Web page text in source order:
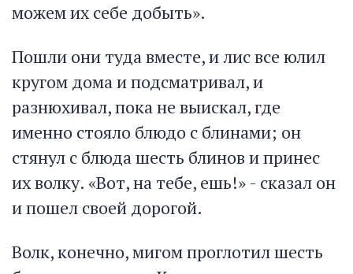
можем их себе добыть».
Пошли они туда вместе, и лис все юлил
кругом дома и подсматривал, и
разнюхивал, пока не выискал, где
именно стояло блюдо с блинами; он
стянул с блюда шесть блинов и принес
их волку. «Вот, на тебе, ешь!» - сказал он
и пошел своей дорогой.
Волк, конечно, мигом проглотил шесть